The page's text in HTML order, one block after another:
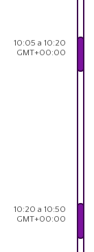
10:05 a 10:20
GMT+00:00
10:20 a 10:50
GMT+00:00